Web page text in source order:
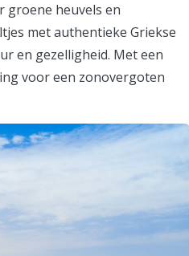
groene heuvels en
met authentieke Griekse
en gezelligheid. Met een
voor een zonovergoten